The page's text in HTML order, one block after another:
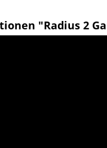
"Radius 2